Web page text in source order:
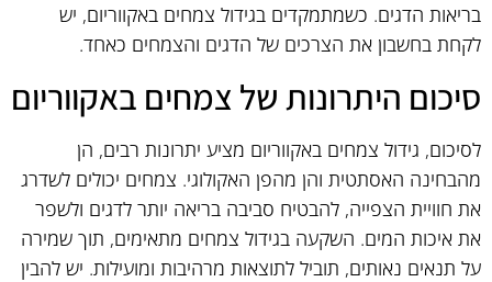
בריאות הדגים. כשמתמקדים בגידול צמחים באקווריום, יש
לקחת בחשבון את הצרכים של הדגים והצמחים כאחד.
סיכום היתרונות של צמחים באקווריום
לסיכום, גידול צמחים באקווריום מציע יתרונות רבים, הן
מהבחינה האסתטית והן מהפן האקולוגי. צמחים יכולים לשדרג
את חוויית הצפייה, להבטיח סביבה בריאה יותר לדגים ולשפר
את איכות המים. השקעה בגידול צמחים מתאימים, תוך שמירה
על תנאים נאותים, תוביל לתוצאות מרהיבות ומועילות. יש להבין